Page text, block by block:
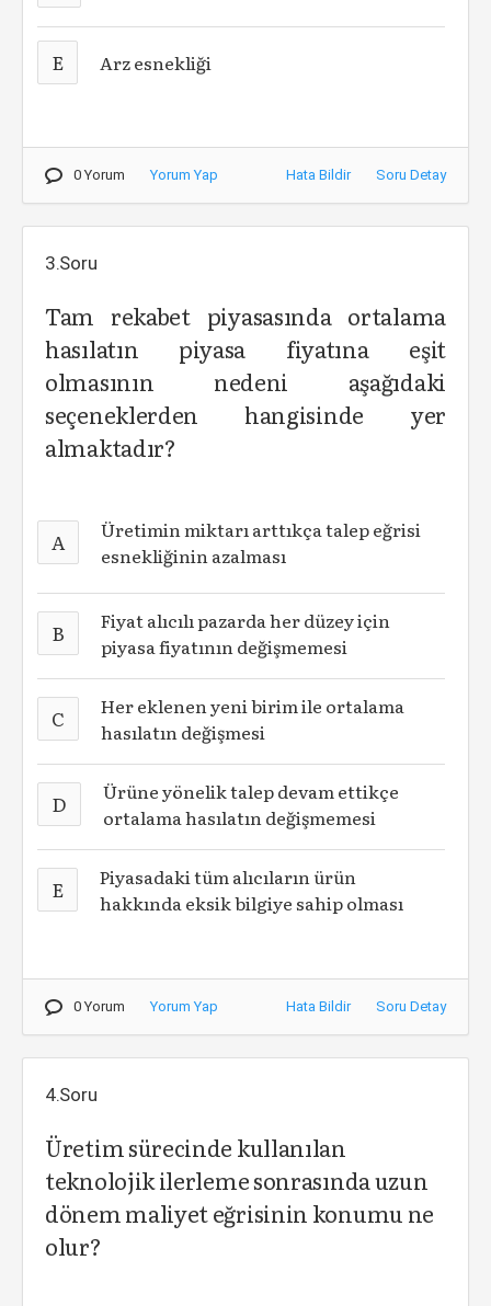
E Arz esnekliği
0 Yorum Yorum Yap Hata Bildir Soru Detay
3.Soru
Tam rekabet piyasasında ortalama
hasılatın piyasa fiyatına eşit
olmasının nedeni aşağıdaki
seçeneklerden hangisinde yer
almaktadır?
A
Üretimin miktarı arttıkça talep eğrisi
esnekliğinin azalması
B
Fiyat alıcılı pazarda her düzey için
piyasa fiyatının değişmemesi
C
Her eklenen yeni birim ile ortalama
hasılatın değişmesi
D
Ürüne yönelik talep devam ettikçe
ortalama hasılatın değişmemesi
E
Piyasadaki tüm alıcıların ürün
hakkında eksik bilgiye sahip olması
0 Yorum Yorum Yap Hata Bildir Soru Detay
4.Soru
Üretim sürecinde kullanılan
teknolojik ilerleme sonrasında uzun
dönem maliyet eğrisinin konumu ne
olur?